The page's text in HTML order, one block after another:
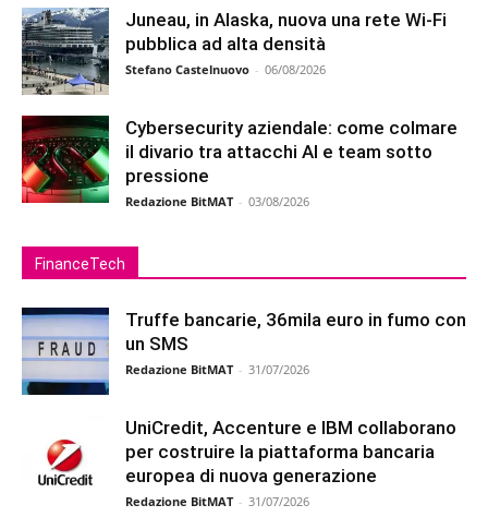
Juneau, in Alaska, nuova una rete Wi-Fi
pubblica ad alta densità
Stefano Castelnuovo - 06/08/2026
Cybersecurity aziendale: come colmare
il divario tra attacchi AI e team sotto
pressione
Redazione BitMAT - 03/08/2026
FinanceTech
Truffe bancarie, 36mila euro in fumo con
un SMS
Redazione BitMAT - 31/07/2026
UniCredit, Accenture e IBM collaborano
per costruire la piattaforma bancaria
europea di nuova generazione
Redazione BitMAT - 31/07/2026